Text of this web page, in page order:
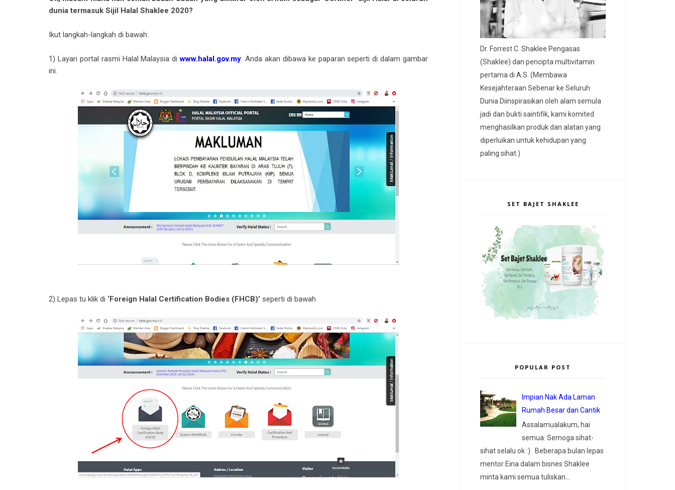
dunia termasuk Sijil Halal Shaklee 2020?
Ikut langkah-langkah di bawah:
1) Layari portal rasmi Halal Malaysia diwww.halal.gov.my. Anda akan dibawa ke paparan seperti di dalam gambar
ini.
2) Lepas tu klik di ‘Foreign Halal Certification Bodies (FHCB)’ seperti di bawah
Dr. Forrest C. Shaklee Pengasas
(Shaklee) dan pencipta multivitamin
pertama di A.S. (Membawa
Kesejahteraan Sebenar ke Seluruh
Dunia Diinspirasikan oleh alam semula
jadi dan bukti saintifik, kami komited
menghasilkan produk dan alatan yang
diperluikan untuk kehidupan yang
paling sihat.)
SET BAJET SHAKLEE
POPULAR POST
Impian Nak Ada Laman
Rumah Besar dan Cantik
Assalamualakum, hai
semua. Semoga sihat-
sihat selalu ok :) Beberapa bulan lepas
mentor Eina dalam bisnes Shaklee
minta kami semua tuliskan...